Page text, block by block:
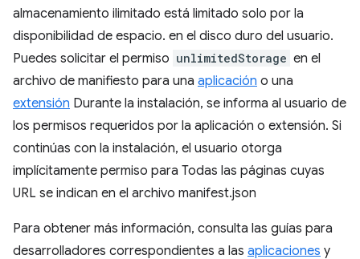
almacenamiento ilimitado está limitado solo por la
disponibilidad de espacio. en el disco duro del usuario.
Puedes solicitar el permiso unlimitedStorage en el
archivo de manifiesto para una aplicación o una
extensión Durante la instalación, se informa al usuario de
los permisos requeridos por la aplicación o extensión. Si
continúas con la instalación, el usuario otorga
implícitamente permiso para Todas las páginas cuyas
URL se indican en el archivo manifest.json
Para obtener más información, consulta las guías para
desarrolladores correspondientes a las aplicaciones y